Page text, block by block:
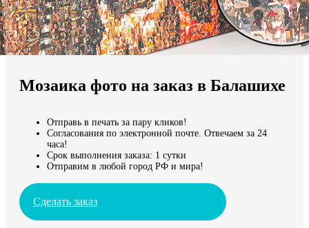
Мы доставляем по всему миру
Продолжить без города
Мозаика фото на заказ в Балашихе
Отправь в печать за пару кликов!
Согласования по электронной почте. Отвечаем за 24
часа!
Срок выполнения заказа: 1 сутки
Отправим в любой город РФ и мира!
Сделать заказ